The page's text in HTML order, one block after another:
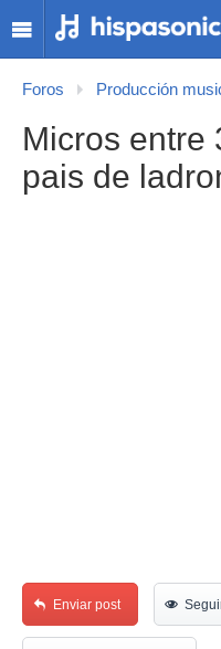
Foros Producción
Micros entre
pais de
Enviar post